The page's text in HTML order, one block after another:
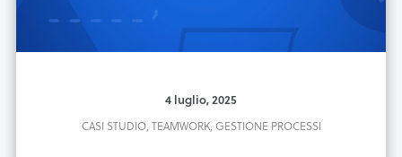
4 luglio, 2025
CASI STUDIO, TEAMWORK, GESTIONE PROCESSI